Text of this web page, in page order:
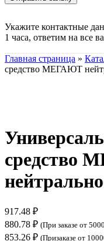
Укажите контактные
1 часа, ответим на все
Главная страница »
средство МЕГАЮТ
средство
917.48 ₽
880.78 ₽ (При заказе от
853.26 ₽ (Призаказе от